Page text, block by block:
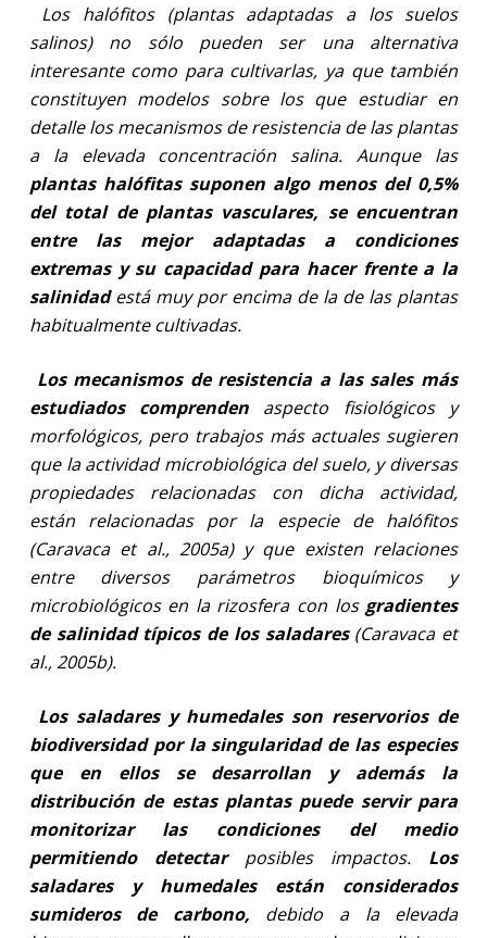
Los halófitos (plantas adaptadas a los suelos
salinos) no sólo pueden ser una alternativa
interesante como para cultivarlas, ya que también
constituyen modelos sobre los que estudiar en
detalle los mecanismos de resistencia de las plantas
a la elevada concentración salina. Aunque las
plantas halófitas suponen algo menos del 0,5%
del total de plantas vasculares, se encuentran
entre las mejor adaptadas a condiciones
extremas y su capacidad para hacer frente a la
salinidadestá muy por encima de la de las plantas
habitualmente cultivadas.
Los mecanismos de resistencia a las sales más
estudiados comprenden aspecto fisiológicos y
morfológicos, pero trabajos más actuales sugieren
que la actividad microbiológica del suelo, y diversas
propiedades relacionadas con dicha actividad,
están relacionadas por la especie de halófitos
(Caravaca et al., 2005a) y que existen relaciones
entre diversos parámetros bioquímicos y
microbiológicos en la rizosfera con los gradientes
de salinidad típicos de los saladares(Caravaca et
al., 2005b).
Los saladares y humedales son reservorios de
biodiversidad por la singularidad de las especies
que en ellos se desarrollan y además la
distribución de estas plantas puede servir para
monitorizar las condiciones del medio
permitiendo detectarposibles impactos. Los
saladares y humedales están considerados
sumideros de carbono, debido a la elevada